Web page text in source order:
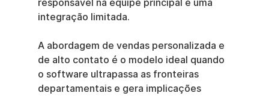
responsável na equipe principal e uma
integração limitada.
A abordagem de vendas personalizada e
de alto contato é o modelo ideal quando
o software ultrapassa as fronteiras
departamentais e gera implicações